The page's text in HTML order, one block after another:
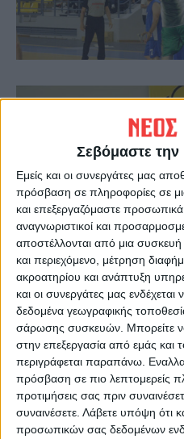
Σεβόμαστε την
Εμείς και οι συνεργάτες μας
πρόσβαση σε πληροφορίες σε
και επεξεργαζόμαστε
αναγνωριστικοί και
αποστέλλονται από μια συσκευή
και περιεχόμενο, μέτρηση
ακροατηρίου και ανάπτυξη
και οι συνεργάτες μας
δεδομένα γεωγραφικής
σάρωσης συσκευών. Μπορείτε να
στην επεξεργασία από εμάς και
περιγράφεται παραπάνω.
πρόσβαση σε πιο λεπτομερείς
προτιμήσεις σας πριν
συναινέσετε. Λάβετε υπόψη ότι
προσωπικών σας δεδομένων
Πολλά συγχαρητήρια
πολλά ευχαριστώ σε
ιατρούς και τους
για να γίνει
πρωτάθλημα, που